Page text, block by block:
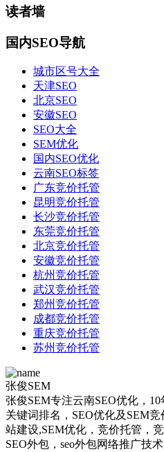
读者墙
国内SEO导航
城市区号大全
天津SEO
北京SEO
安徽SEO
SEO大全
SEM优化
国内SEO优化
云南SEO标签
广东竞价托管
昆明竞价托管
长沙竞价托管
东莞竞价托管
北京竞价托管
安徽竞价托管
杭州竞价托管
武汉竞价托管
郑州竞价托管
成都竞价托管
重庆竞价托管
苏州竞价托管
张俊SEM
张俊SEM专注云南SEO优化，
关键词排名，SEO优化及SEM
站建设,SEM优化，竞价托管，
SEO外包，seo外包网络推广技